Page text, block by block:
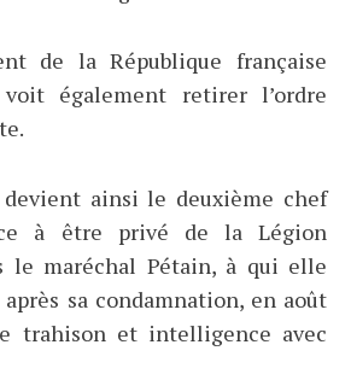
de la République française
voit également retirer l’ordre
devient ainsi le deuxième chef
à être privé de la Légion
le maréchal Pétain, à qui elle
sa condamnation, en août
trahison et intelligence avec